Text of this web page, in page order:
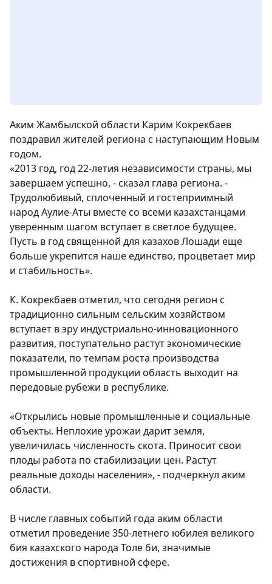
Аким Жамбылской области Карим Кокрекбаев
поздравил жителей региона с наступающим Новым
годом.
«2013 год, год 22-летия независимости страны, мы
завершаем успешно, - сказал глава региона. -
Трудолюбивый, сплоченный и гостеприимный
народ Аулие-Аты вместе со всеми казахстанцами
уверенным шагом вступает в светлое будущее.
Пусть в год священной для казахов Лошади еще
больше укрепится наше единство, процветает мир
и стабильность».
К. Кокрекбаев отметил, что сегодня регион с
традиционно сильным сельским хозяйством
вступает в эру индустриально-инновационного
развития, поступательно растут экономические
показатели, по темпам роста производства
промышленной продукции область выходит на
передовые рубежи в республике.
«Открылись новые промышленные и социальные
объекты. Неплохие урожаи дарит земля,
увеличилась численность скота. Приносит свои
плоды работа по стабилизации цен. Растут
реальные доходы населения», - подчеркнул аким
области.
В числе главных событий года аким области
отметил проведение 350-летнего юбилея великого
бия казахского народа Толе би, значимые
достижения в спортивной сфере.